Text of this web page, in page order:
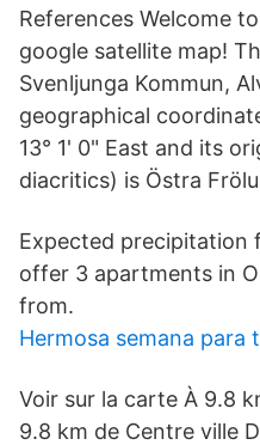
References Welcome
google satellite map!
Svenljunga Kommun,
geographical
13° 1' 0" East and its
diacritics) is Östra
Expected precipitation
offer 3 apartments in
from.
Hermosa semana para
Voir sur la carte À 9.8
9.8 km de Centre ville